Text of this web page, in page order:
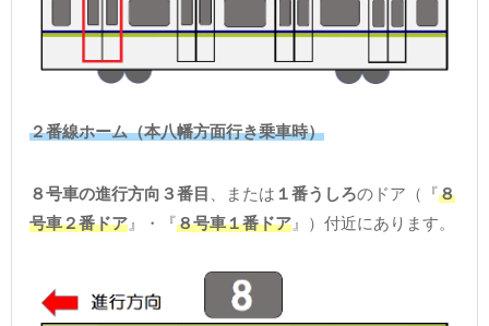
２番線ホーム（本八幡方面行き乗車時）
８号車の進行方向３番目 、または １番うしろのドア（『８
号車２番ドア 』・『８号車１番ドア 』）付近にあります。